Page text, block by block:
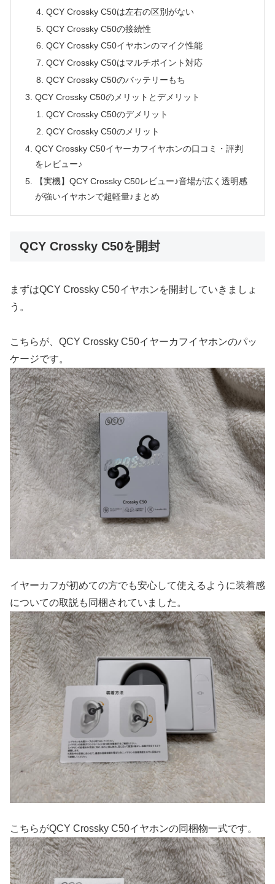
QCY Crossky C50は左右の区別がない
QCY Crossky C50の接続性
QCY Crossky C50イヤホンのマイク性能
QCY Crossky C50はマルチポイント対応
QCY Crossky C50のバッテリーもち
QCY Crossky C50のメリットとデメリット
QCY Crossky C50のデメリット
QCY Crossky C50のメリット
QCY Crossky C50イヤーカフイヤホンの口コミ・評判
をレビュー♪
【実機】QCY Crossky C50レビュー♪音場が広く透明感
が強いイヤホンで超軽量♪まとめ
QCY Crossky C50を開封
まずはQCY Crossky C50イヤホンを開封していきましょ
う。
こちらが、QCY Crossky C50イヤーカフイヤホンのパッ
ケージです。
イヤーカフが初めての方でも安心して使えるように装着感
についての取説も同梱されていました。
こちらがQCY Crossky C50イヤホンの同梱物一式です。